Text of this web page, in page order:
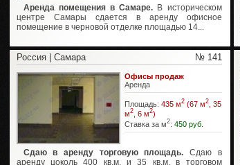
Аренда помещения в Самаре. В историческом
центре Самары сдается в аренду офисное
помещение в черновой отделке площадью 14...
Россия | Самара № 141
Офисы продаж
Аренда
Площадь: 435 м2(67 м2, 35
м2, 6 м2)
Ставка за м2: 450 руб.
Сдаю в аренду торговую площадь. Сдаю в
аренду цоколь 400 кв.м. и 35 кв.м. в торговом